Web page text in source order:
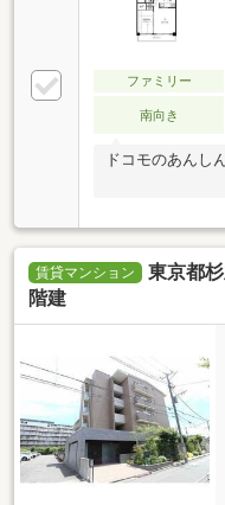
ファミリー
南向き
ドコモのあんし
賃貸マンション
東京都
階建